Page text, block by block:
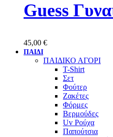
Guess
45,00 €
ΠΑΙΔΙ
ΠΑΙΔΙΚΟ ΑΓΟΡΙ
T-Shirt
Σετ
Φούτερ
Ζακέτες
Φόρμες
Βερμούδες
Uv Ρούχα
Παπούτσια